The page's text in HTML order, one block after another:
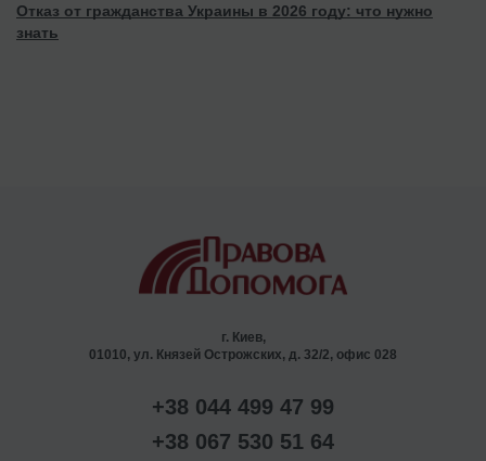
Отказ от гражданства Украины в 2026 году: что нужно
знать
г. Киев,
01010, ул. Князей Острожских, д. 32/2, офис 028
+38 044 499 47 99
+38 067 530 51 64